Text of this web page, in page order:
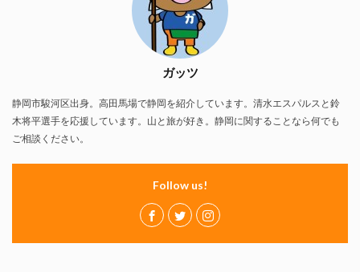
ガッツ
静岡市駿河区出身。高田馬場で静岡を紹介しています。清水エスパルスと鈴
木将平選手を応援しています。山と旅が好き。静岡に関することなら何でも
ご相談ください。
Follow us!